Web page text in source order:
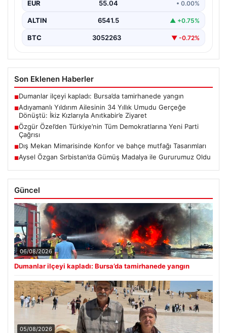
EUR 55.04 • 0.00%
ALTIN 6541.5 ▲ +0.75%
BTC 3052263 ▼ -0.72%
Son Eklenen Haberler
■Dumanlar ilçeyi kapladı: Bursa’da tamirhanede yangın
■Adıyamanlı Yıldırım Ailesinin 34 Yıllık Umudu Gerçeğe
Dönüştü: İkiz Kızlarıyla Anıtkabir’e Ziyaret
■Özgür Özel’den Türkiye’nin Tüm Demokratlarına Yeni Parti
Çağrısı
■Dış Mekan Mimarisinde Konfor ve bahçe mutfağı Tasarımları
■Aysel Özgan Sırbistan’da Gümüş Madalya ile Gururumuz Oldu
Güncel
06/08/2026
Dumanlar ilçeyi kapladı: Bursa’da tamirhanede yangın
05/08/2026